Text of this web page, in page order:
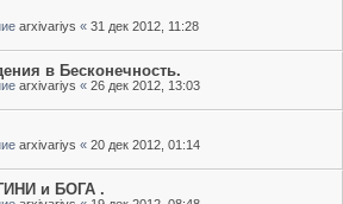
arxivariys « 31 дек 2012, 11:28
в Бесконечность.
arxivariys « 26 дек 2012, 13:03
arxivariys « 20 дек 2012, 01:14
и БОГА .